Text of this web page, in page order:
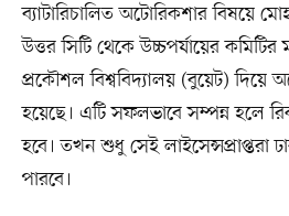
ব্যাটারিচালিত অটোরিকশার বিষয়ে
উত্তর সিটি থেকে উচ্চপর্যায়ের কমিটির
প্রকৌশল বিশ্ববিদ্যালয় (বুয়েট) দিয়ে
হয়েছে। এটি সফলভাবে সম্পন্ন হলে
হবে। তখন শুধু সেই লাইসেন্সপ্রাপ্তরা
পারবে।